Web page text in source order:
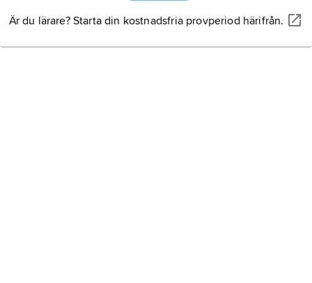
Är du lärare? Starta din kostnadsfria provperiod härifrån.